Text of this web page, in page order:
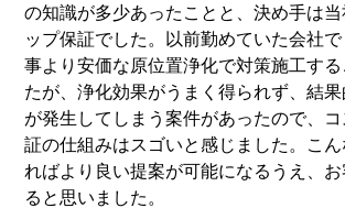
の知識が多少あったことと、決め手は
ップ保証でした。以前勤めていた会社
事より安価な原位置浄化で対策施工す
たが、浄化効果がうまく得られず、結果
が発生してしまう案件があったので、
証の仕組みはスゴいと感じました。こ
ればより良い提案が可能になるうえ、
ると思いました。